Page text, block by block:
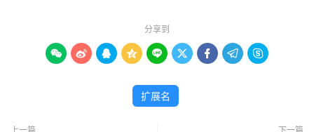
分享到
        
扩展名